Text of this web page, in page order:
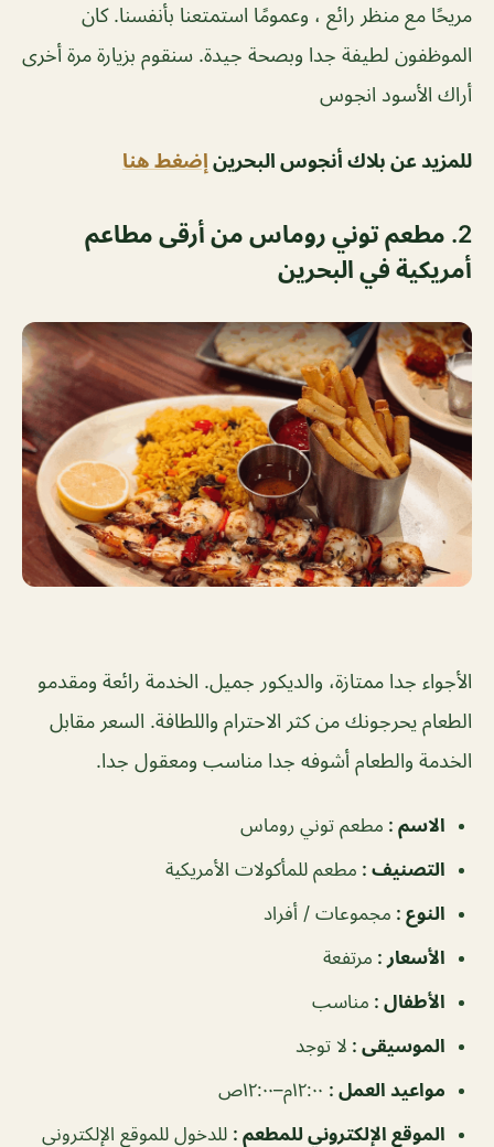
مريحًا مع منظر رائع ، وعمومًا استمتعنا بأنفسنا. كان
الموظفون لطيفة جدا وبصحة جيدة. سنقوم بزيارة مرة أخرى
أراك الأسود انجوس
للمزيد عن بلاك أنجوس البحرين إضغط هنا
2. مطعم توني روماس من أرقى مطاعم
أمريكية في البحرين
الأجواء جدا ممتازة، والديكور جميل. الخدمة رائعة ومقدمو
الطعام يحرجونك من كثر الاحترام واللطافة. السعر مقابل
الخدمة والطعام أشوفه جدا مناسب ومعقول جدا.
الاسم : مطعم توني روماس
التصنيف : مطعم للمأكولات الأمريكية
النوع : مجموعات / أفراد
الأسعار : مرتفعة
الأطفال : مناسب
الموسيقى : لا توجد
مواعيد العمل :
الموقع الإلكتروني للمطعم : للدخول للموقع الإلكتروني